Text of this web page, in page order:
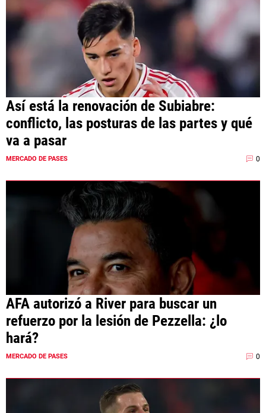
Así está la renovación de Subiabre:
conflicto, las posturas de las partes y qué
va a pasar
MERCADO DE PASES 0
AFA autorizó a River para buscar un
refuerzo por la lesión de Pezzella: ¿lo
hará?
MERCADO DE PASES 0